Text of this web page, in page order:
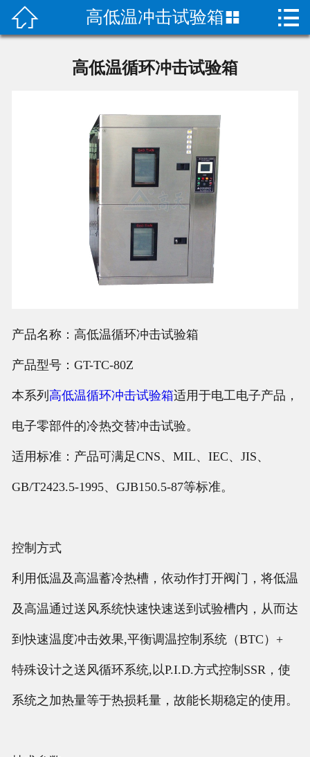
 首页
成功案例
荣誉资质
技术指导
新闻动态
联系我们
 高低温冲击试验箱 
高低温循环冲击试验箱
产品名称：高低温循环冲击试验箱
产品型号：GT-TC-80Z
本系列 高低温循环冲击试验箱适用于电工电子产品，
电子零部件的冷热交替冲击试验。
适用标准：产品可满足CNS、MIL、IEC、JIS、
GB/T2423.5-1995、GJB150.5-87等标准。
控制方式
利用低温及高温蓄冷热槽，依动作打开阀门，将低温
及高温通过送风系统快速快速送到试验槽内，从而达
到快速温度冲击效果,平衡调温控制系统（BTC）+
特殊设计之送风循环系统,以P.I.D.方式控制SSR，使
系统之加热量等于热损耗量，故能长期稳定的使用。